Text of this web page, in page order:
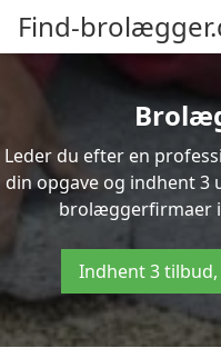
Find-
Leder du efter en
din opgave og indhent
brolæggerfirmaer i
Indhent 3